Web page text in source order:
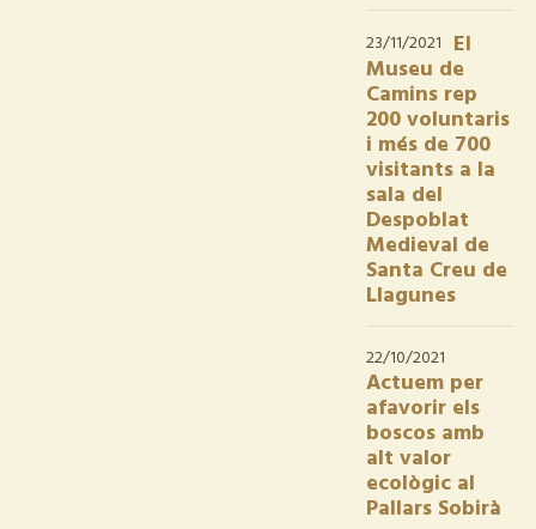
23/11/2021 El
Museu de
Camins rep
200 voluntaris
i més de 700
visitants a la
sala del
Despoblat
Medieval de
Santa Creu de
Llagunes
22/10/2021
Actuem per
afavorir els
boscos amb
alt valor
ecològic al
Pallars Sobirà